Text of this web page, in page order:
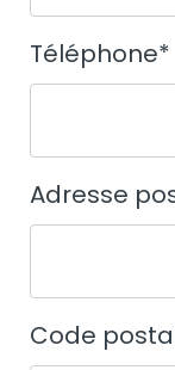
Téléphone*
Adresse
Code